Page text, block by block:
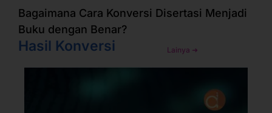
Bagaimana Cara Konversi Disertasi Menjadi
Buku dengan Benar?
Hasil Konversi Lainya ➜